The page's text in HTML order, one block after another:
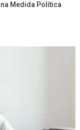
Medida Política